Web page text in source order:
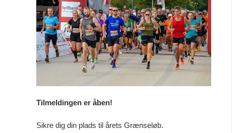
Tilmeldingen er åben!
Sikre dig din plads til årets Grænseløb.